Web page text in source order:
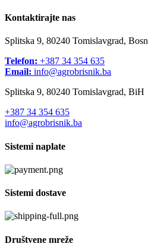
Kontaktirajte nas
Splitska 9, 80240 Tomislavgrad,
Telefon: +387 34 354 635
Email: info@agrobrisnik.ba
Splitska 9, 80240 Tomislavgrad, BiH
+387 34 354 635
info@agrobrisnik.ba
Sistemi naplate
Sistemi dostave
Društvene mreže